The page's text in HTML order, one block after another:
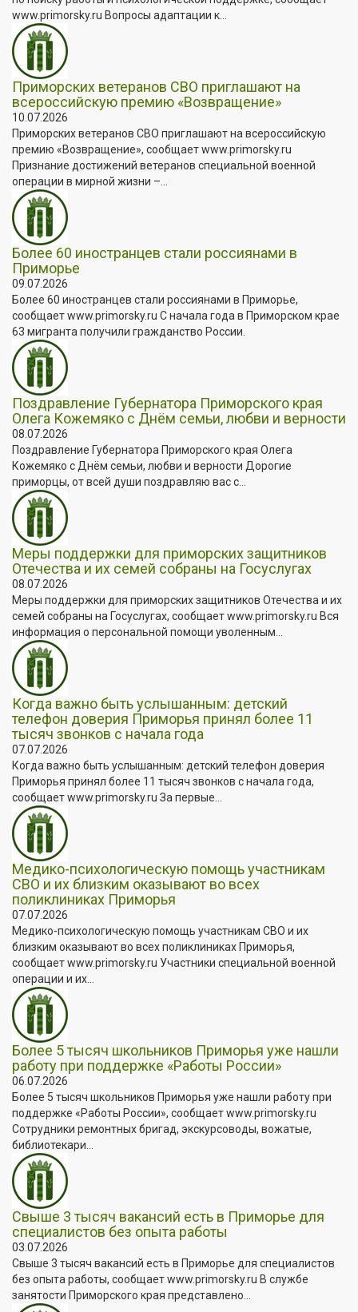
www.primorsky.ru Вопросы адаптации к...
Приморских ветеранов СВО приглашают на
всероссийскую премию «Возвращение»
10.07.2026
Приморских ветеранов СВО приглашают на всероссийскую
премию «Возвращение», сообщает www.primorsky.ru
Признание достижений ветеранов специальной военной
операции в мирной жизни –...
Более 60 иностранцев стали россиянами в
Приморье
09.07.2026
Более 60 иностранцев стали россиянами в Приморье,
сообщает www.primorsky.ru С начала года в Приморском крае
63 мигранта получили гражданство России.
Поздравление Губернатора Приморского края
Олега Кожемяко с Днём семьи, любви и верности
08.07.2026
Поздравление Губернатора Приморского края Олега
Кожемяко с Днём семьи, любви и верности Дорогие
приморцы, от всей души поздравляю вас с...
Меры поддержки для приморских защитников
Отечества и их семей собраны на Госуслугах
08.07.2026
Меры поддержки для приморских защитников Отечества и их
семей собраны на Госуслугах, сообщает www.primorsky.ru Вся
информация о персональной помощи уволенным...
Когда важно быть услышанным: детский
телефон доверия Приморья принял более 11
тысяч звонков с начала года
07.07.2026
Когда важно быть услышанным: детский телефон доверия
Приморья принял более 11 тысяч звонков с начала года,
сообщает www.primorsky.ru За первые...
Медико-психологическую помощь участникам
СВО и их близким оказывают во всех
поликлиниках Приморья
07.07.2026
Медико-психологическую помощь участникам СВО и их
близким оказывают во всех поликлиниках Приморья,
сообщает www.primorsky.ru Участники специальной военной
операции и их...
Более 5 тысяч школьников Приморья уже нашли
работу при поддержке «Работы России»
06.07.2026
Более 5 тысяч школьников Приморья уже нашли работу при
поддержке «Работы России», сообщает www.primorsky.ru
Сотрудники ремонтных бригад, экскурсоводы, вожатые,
библиотекари...
Свыше 3 тысяч вакансий есть в Приморье для
специалистов без опыта работы
03.07.2026
Свыше 3 тысяч вакансий есть в Приморье для специалистов
без опыта работы, сообщает www.primorsky.ru В службе
занятости Приморского края представлено...